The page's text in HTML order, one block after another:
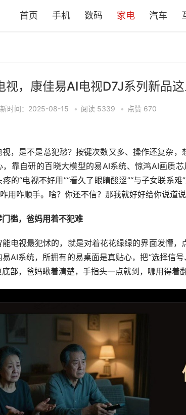
首页 手机 数码 家电 汽车
视，康佳易AI电视D7J系列新品
时间：2025-08-15 • 阅读 5339 • 点赞 670
，是不是总犯愁？按键次数又多、操作还复杂
，靠自研的百晓大模型的易AI系统、惊鸿AI画质
的“电视不好用”“看久了眼睛酸涩”“与子女联系
用咋顺手。啥？你还不信？那我就好好给你说道
槛，爸妈用着不犯难
电视最犯怵的，就是对着花花绿绿的界面发懵
AI系统，所拥有的易桌面是真贴心，把“选择信
部，爸妈瞅着清楚，手指头一点就到，哪用得着